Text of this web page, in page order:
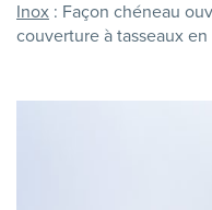
Inox : Façon chéneau
couverture à tasseaux en